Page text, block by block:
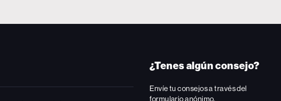
¿Tenes algún consejo?
Envíe tu consejos a través del
formulario anónimo.